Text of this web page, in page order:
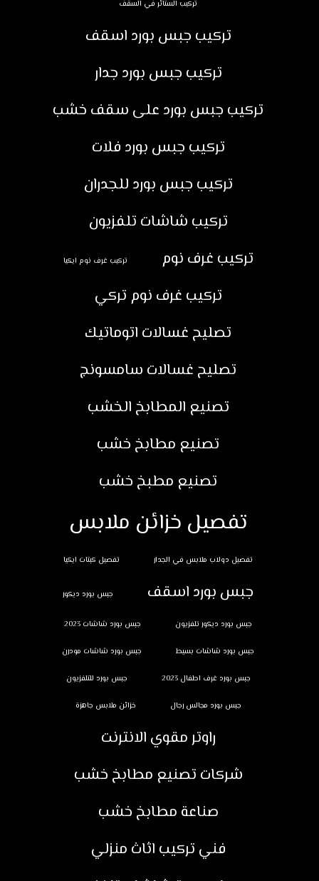
تركيب الستائر في السقف
تركيب جبس بورد اسقف
تركيب جبس بورد جدار
تركيب جبس بورد على سقف خشب
تركيب جبس بورد فلات
تركيب جبس بورد للجدران
تركيب شاشات تلفزيون
تركيب غرف نوم
تركيب غرف نوم ايكيا
تركيب غرف نوم تركي
تصليح غسالات اتوماتيك
تصليح غسالات سامسونج
تصنيع المطابخ الخشب
تصنيع مطابخ خشب
تصنيع مطبخ خشب
تفصيل خزائن ملابس
تفصيل دولاب ملابس في الجدار تفصيل كبتات ايكيا
جبس بورد اسقف جبس بورد ديكور
جبس بورد ديكور تلفزيون جبس بورد شاشات 2023
جبس بورد شاشات بسيط جبس بورد شاشات مودرن
جبس بورد غرف اطفال 2023 جبس بورد للتلفزيون
جبس بورد مجالس رجال خزائن ملابس جاهزة
راوتر مقوي الانترنت
شركات تصنيع مطابخ خشب
صناعة مطابخ خشب
فني تركيب اثاث منزلي